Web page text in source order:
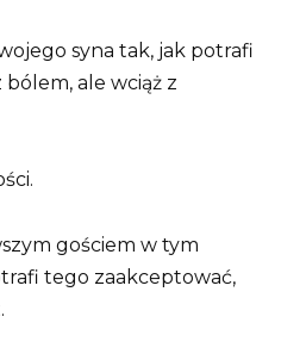
syna tak, jak potrafi
ale wciąż z
gościem w tym
tego zaakceptować,